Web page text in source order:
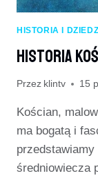
HISTORIA I
Historia
Przez klintv 15
Kościan,
ma bogatą i
przedstawiamy
średniowiecza